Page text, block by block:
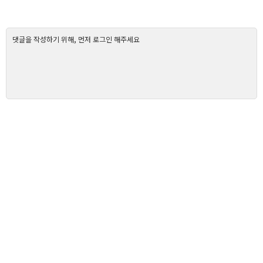
댓글을 작성하기 위해, 먼저 로그인 해주세요